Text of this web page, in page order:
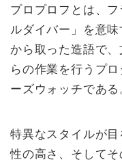
プロプロフとは、
ルダイバー」を意味
から取った造語で
らの作業を行うプ
ーズウォッチである
特異なスタイルが
性の高さ、そして